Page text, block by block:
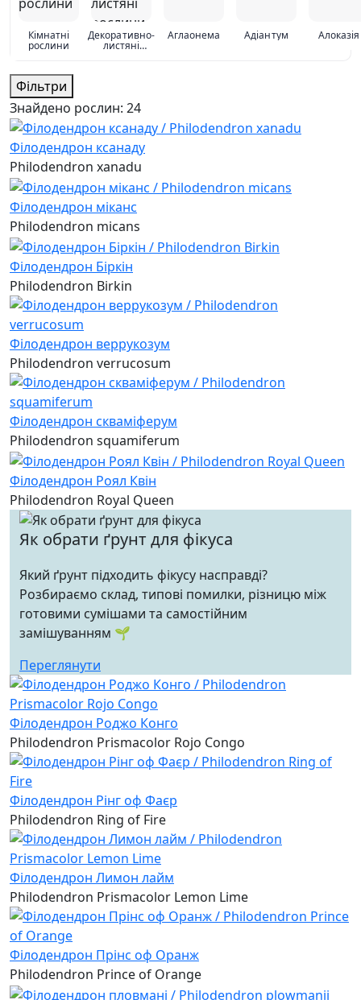
Кімнатні
рослини
Декоративно-
листяні
Аглаонема Адіантум Алоказія
Фільтри
Знайдено рослин: 24
Філодендрон ксанаду
Philodendron xanadu
Філодендрон міканс
Philodendron micans
Філодендрон Біркін
Philodendron Birkin
Філодендрон веррукозум
Philodendron verrucosum
Філодендрон скваміферум
Philodendron squamiferum
Філодендрон Роял Квін
Philodendron Royal Queen
Як обрати ґрунт для фікуса
Який ґрунт підходить фікусу насправді?
Розбираємо склад, типові помилки, різницю між
готовими сумішами та самостійним
замішуванням 🌱
Переглянути
Філодендрон Роджо Конго
Philodendron Prismacolor Rojo Congo
Філодендрон Рінг оф Фаєр
Philodendron Ring of Fire
Філодендрон Лимон лайм
Philodendron Prismacolor Lemon Lime
Філодендрон Прінс оф Оранж
Philodendron Prince of Orange